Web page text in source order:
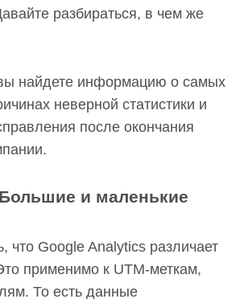
чем же дело.
причинах неверной
ее исправления после
кампании.
что Google Analytics
букв. Это применимо к
и целям. То есть
в том виде, в котором